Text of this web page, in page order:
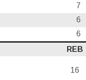
7
6
6
REB
16